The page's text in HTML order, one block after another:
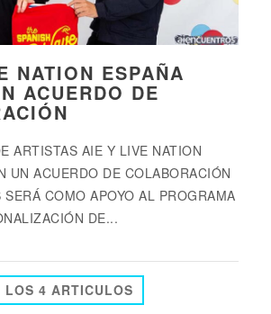
NATION ESPAÑA
ACUERDO DE
ARTISTAS AIE Y LIVE NATION
UN ACUERDO DE COLABORACIÓN
SERÁ COMO APOYO AL PROGRAMA
DE...
LOS 4 ARTICULOS